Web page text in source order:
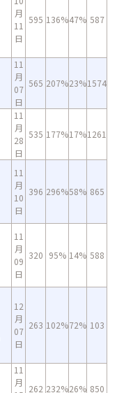
月
11
日
595 136%47% 587
11
月
07
日
565 207%23%1574
11
月
28
日
535 177%17%1261
11
月
10
日
396 296%58% 865
11
月
09
日
320 95% 14% 588
12
月
07
日
263 102%72% 103
11
月
262 232%26% 850